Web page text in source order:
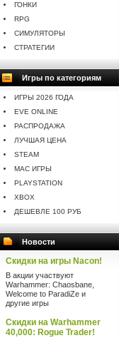
ГОНКИ
RPG
СИМУЛЯТОРЫ
СТРАТЕГИИ
Игры по категориям
ИГРЫ 2026 ГОДА
EVE ONLINE
РАСПРОДАЖА
ЛУЧШАЯ ЦЕНА
STEAM
MAC ИГРЫ
PLAYSTATION
XBOX
ДЕШЕВЛЕ 100 РУБ
Новости
Скидки на игры Nacon!
В акции участвуют
Warhammer: Chaosbane,
Welcome to ParadiZe и
другие игры
Скидки на Warhammer
40,000: Rogue Trader!